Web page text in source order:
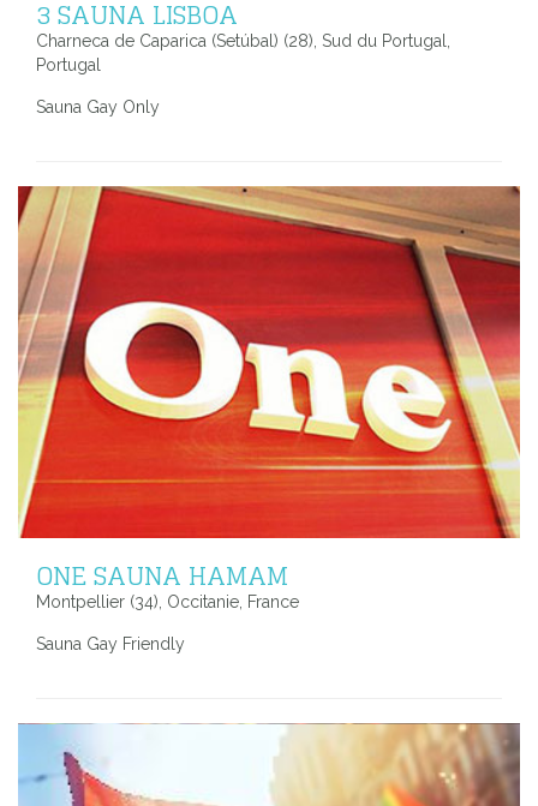
3 SAUNA LISBOA
Charneca de Caparica (Setúbal) (28), Sud du Portugal,
Portugal
Sauna Gay Only
ONE SAUNA HAMAM
Montpellier (34), Occitanie, France
Sauna Gay Friendly